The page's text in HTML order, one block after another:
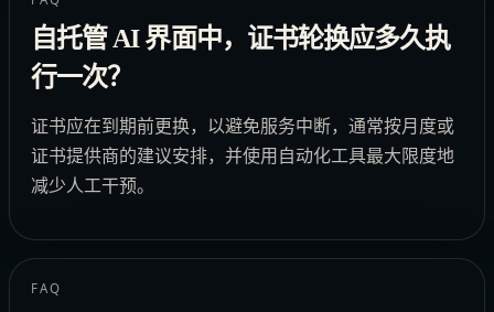
自托管 AI 界面中，证书轮换应多久执
行一次？
证书应在到期前更换，以避免服务中断，通常按月度或
证书提供商的建议安排，并使用自动化工具最大限度地
减少人工干预。
FAQ